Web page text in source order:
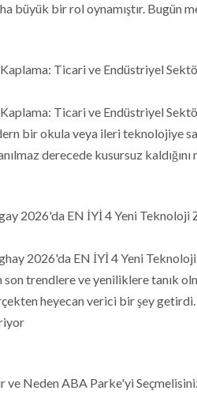
büyük bir rol oynamıştır. Bugün
Ticari ve Endüstriyel
Ticari ve Endüstriyel
bir okula veya ileri teknolojiye
derecede kusursuz
2026'da EN İYİ 4 Yeni Teknoloji
2026'da EN İYİ 4 Yeni
son trendlere ve yeniliklere tanık
heyecan verici bir şey
ve Neden ABA Parke'yi